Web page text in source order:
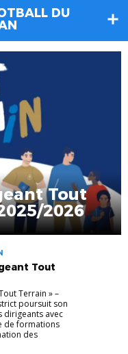
DU
Tout
2026
Tout
Terrain » –
poursuit son
dirigeants avec
de formations
des